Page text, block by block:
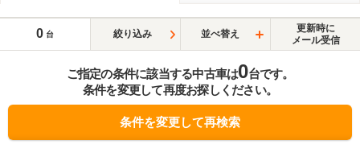
0 台 絞り込み 並べ替え
更新時に
メール受信
ご指定の条件に該当する中古車は0台です。
条件を変更して再度お探しください。
条件を変更して再検索